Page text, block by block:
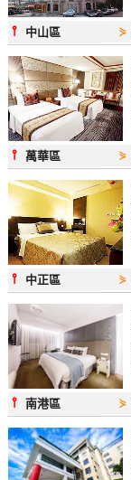
⫯ 中山區 ⋟
⫯萬華區 ⋟
⫯ 中正區 ⋟
⫯南港區 ⋟